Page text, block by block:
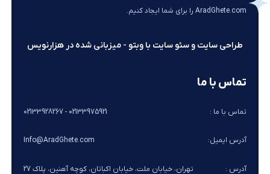
AradGhete.com را برای شما ایجاد کنیم.
تماس با ما
تماس با ما : 02133975921 - 02133928267
آدرس ایمیل: Info@AradGhete.com
آدرس : تهران، خیابان ملت، خیابان اکباتان، کوچه آهنین، پلاک 27
طراحی سایت و سئو سایت با وبتو - میزبانی شده در هزارنویس